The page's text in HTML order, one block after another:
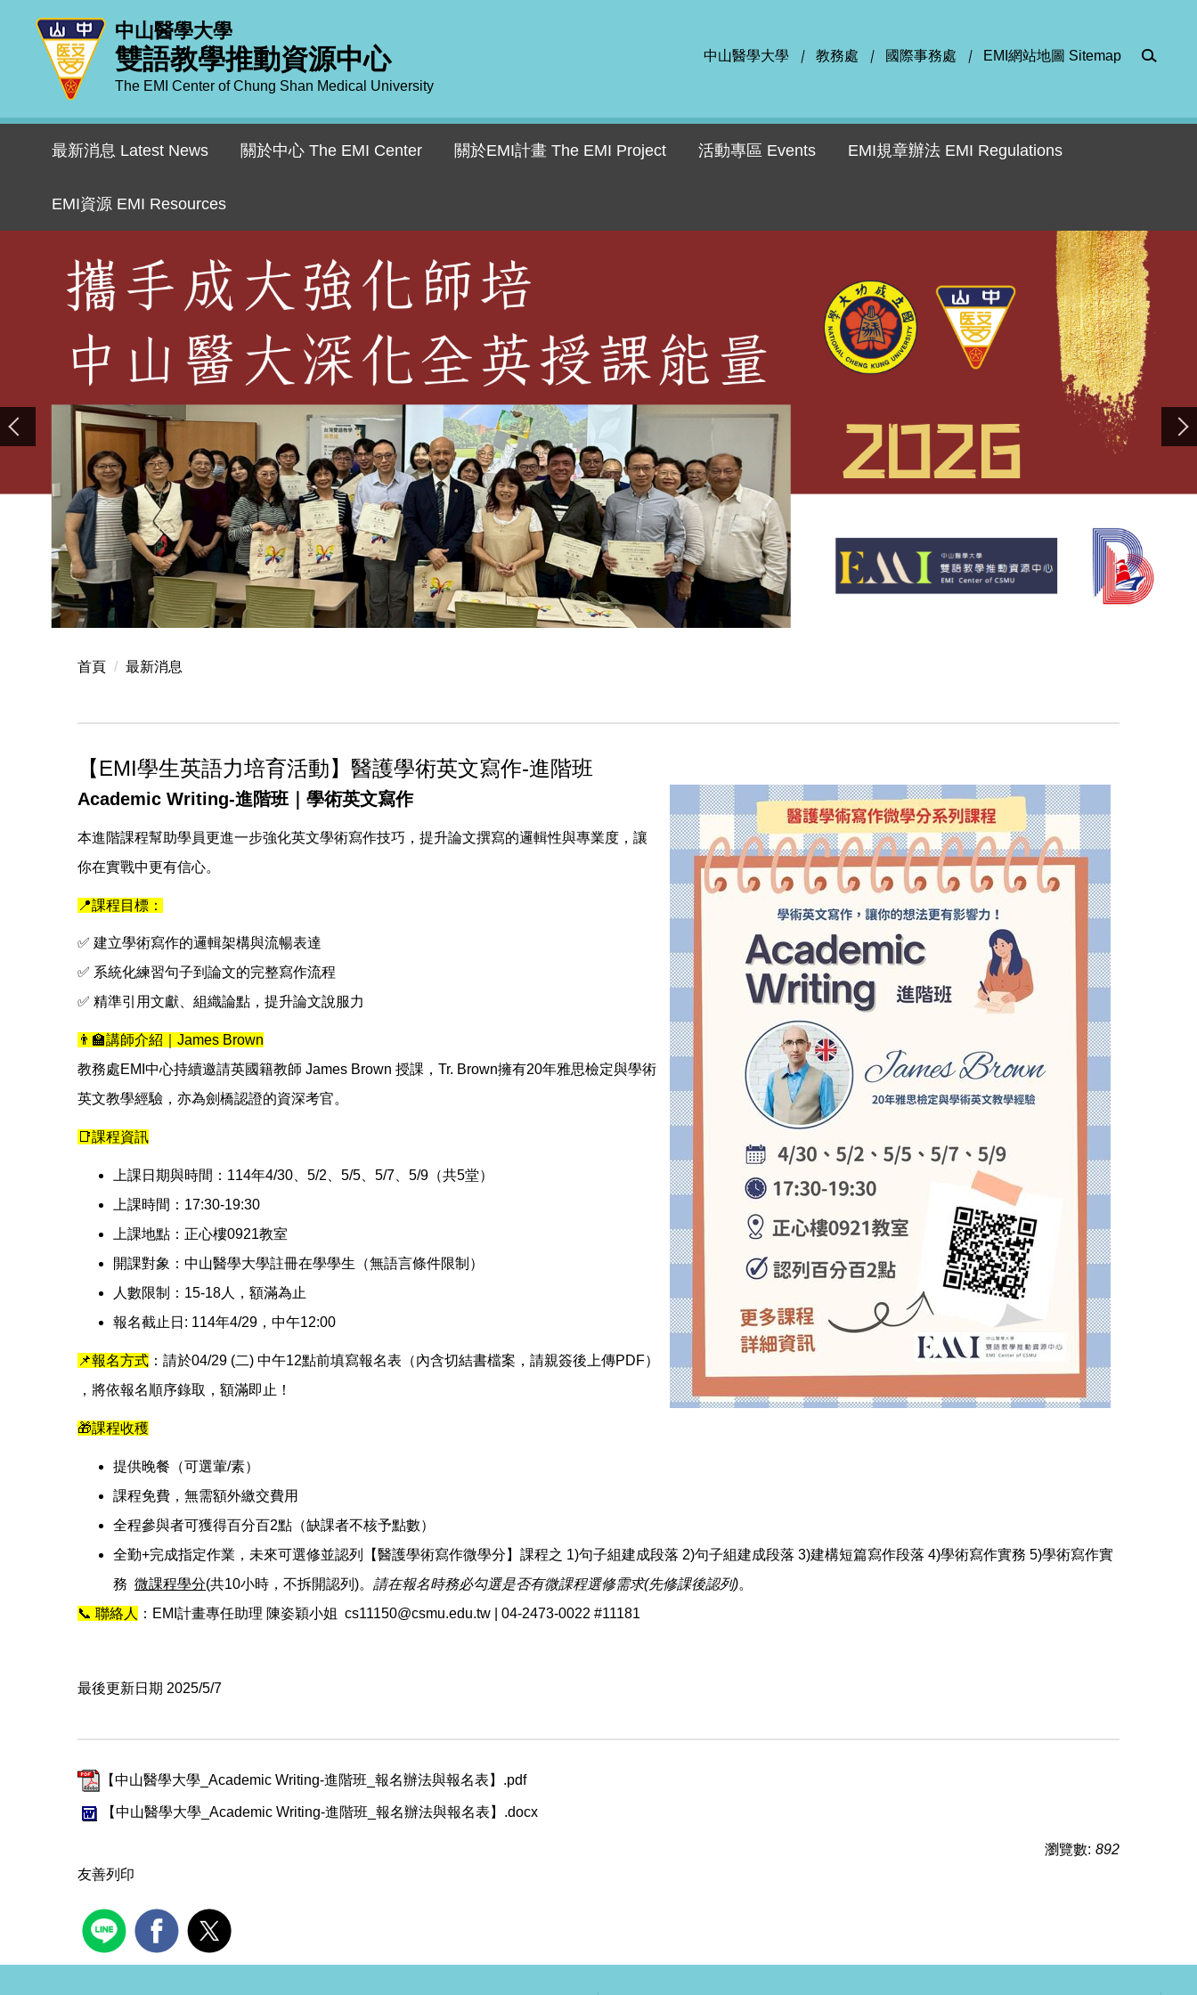
容
中山醫學大學
雙語教學推動資源中心
The EMI Center of Chung Shan Medical University
最新消息 Latest News 關於中心 The EMI Center 關於EMI計畫 The EMI Project 活動專區 Events EMI規章辦法 EMI Regulations
EMI資源 EMI Resources
中山醫學大學 教務處 國際事務處 EMI網站地圖 Sitemap
首頁 最新消息
【EMI學生英語力培育活動】醫護學術英文寫作-進階班
Academic Writing-進階班｜學術英文寫作
本進階課程幫助學員更進一步強化英文學術寫作技巧，提升論文撰寫的邏輯性與專業度，讓
你在實戰中更有信心。
📍課程目標：
✅ 建立學術寫作的邏輯架構與流暢表達
✅ 系統化練習句子到論文的完整寫作流程
✅ 精準引用文獻、組織論點，提升論文說服力
👨‍🏫講師介紹｜James Brown
教務處EMI中心持續邀請英國籍教師 James Brown 授課，Tr. Brown擁有20年雅思檢定與學術
英文教學經驗，亦為劍橋認證的資深考官。
📑課程資訊
上課日期與時間：114年4/30、5/2、5/5、5/7、5/9（共5堂）
上課時間：17:30-19:30
上課地點：正心樓0921教室
開課對象：中山醫學大學註冊在學學生（無語言條件限制）
人數限制：15-18人，額滿為止
報名截止日: 114年4/29，中午12:00
📌報名方式 ：請於04/29 (二) 中午12點前填寫報名表（內含切結書檔案，請親簽後上傳PDF）
，將依報名順序錄取，額滿即止！
🎁課程收穫
提供晚餐（可選葷/素）
課程免費，無需額外繳交費用
全程參與者可獲得百分百2點（缺課者不核予點數）
全勤+完成指定作業，未來可選修並認列【醫護學術寫作微學分】課程之 1)句子組建成段落 2)句子組建成段落 3)建構短篇寫作段落 4)學術寫作實務 5)學術寫作實
務 微課程學分(共10小時，不拆開認列)。 請在報名時務必勾選是否有微課程選修需求(先修課後認列)。
📞 聯絡人 ：EMI計畫專任助理 陳姿穎小姐 cs11150@csmu.edu.tw | 04-2473-0022 #11181
最後更新日期 2025/5/7
【中山醫學大學_Academic Writing-進階班_報名辦法與報名表】.pdf
【中山醫學大學_Academic Writing-進階班_報名辦法與報名表】.docx
瀏覽數: 892
友善列印